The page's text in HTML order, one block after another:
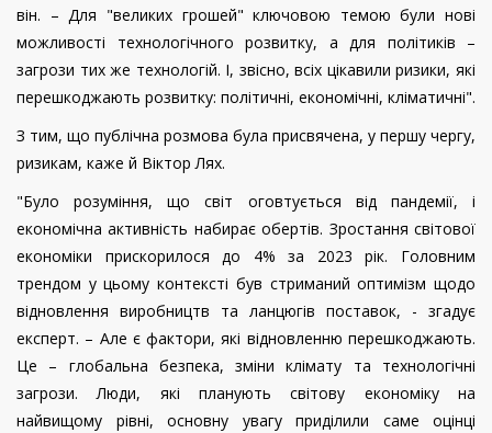
він. – Для "великих грошей" ключовою темою були нові
можливості технологічного розвитку, а для політиків –
загрози тих же технологій. І, звісно, всіх цікавили ризики, які
перешкоджають розвитку: політичні, економічні, кліматичні".
З тим, що публічна розмова була присвячена, у першу чергу,
ризикам, каже й Віктор Лях.
"Було розуміння, що світ оговтується від пандемії, і
економічна активність набирає обертів. Зростання світової
економіки прискорилося до 4% за 2023 рік. Головним
трендом у цьому контексті був стриманий оптимізм щодо
відновлення виробництв та ланцюгів поставок, - згадує
експерт. – Але є фактори, які відновленню перешкоджають.
Це – глобальна безпека, зміни клімату та технологічні
загрози. Люди, які планують світову економіку на
найвищому рівні, основну увагу приділили саме оцінці